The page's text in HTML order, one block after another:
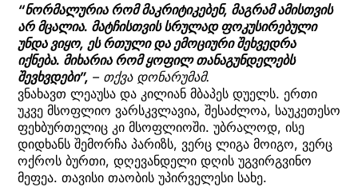
“ნორმალურია რომ მაკრიტიკებენ, მაგრამ ამისთვის
არ მცალია. მატჩისთვის სრულად ფოკუსირებული
უნდა ვიყო, ეს რთული და ემოციური შეხვედრა
იქნება. მიხარია რომ ყოფილ თანაგუნდელებს
შევხვდები”, – თქვა დონარუმამ.
ვნახავთ ლეაუსა და კილიან მბაპეს დუელს. ერთი
უკვე მსოფლიო ვარსკვლავია, შესაძლოა, საუკეთესო
ფეხბურთელიც კი მსოფლიოში. უბრალოდ, ისე
დიდხანს შემორჩა პარიზს, ვერც ლიგა მოიგო, ვერც
ოქროს ბურთი, დღევანდელი დღის უგვირგვინო
მეფეა. თავისი თაობის უპირველესი სახე.